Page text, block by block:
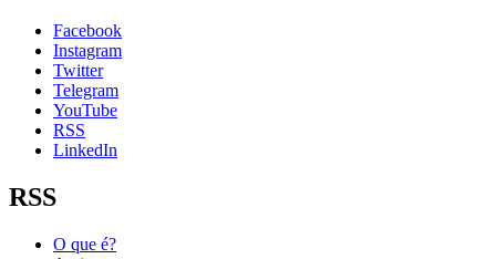
Facebook
Instagram
Twitter
Telegram
YouTube
RSS
LinkedIn
RSS
O que é?